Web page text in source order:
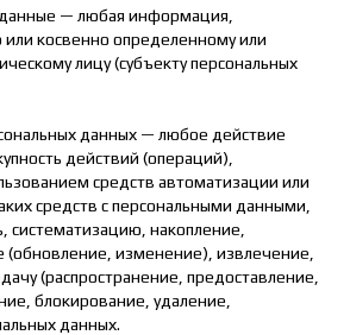
— любая информация,
или косвенно определенному или
лицу (субъекту персональных
данных — любое действие
действий (операций),
средств автоматизации или
средств с персональными данными,
систематизацию, накопление,
(обновление, изменение), извлечение,
(распространение, предоставление,
блокирование, удаление,
данных.